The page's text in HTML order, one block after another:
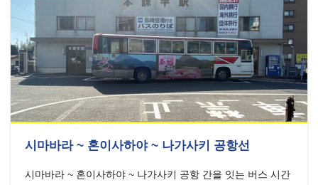
시마바라 ~ 혼이사하야 ~ 나가사키 공항선
시마바라 ~ 혼이사하야 ~ 나가사키 공항 간을 잇는 버스 시간